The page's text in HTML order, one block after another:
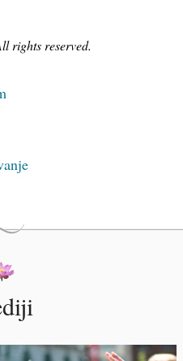
rights reserved.